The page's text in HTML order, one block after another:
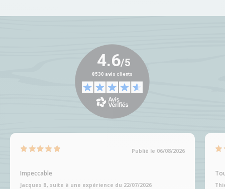
Publié le 06/08/2026
Impeccable
Jacques B, suite à une expérience du 22/07/2026